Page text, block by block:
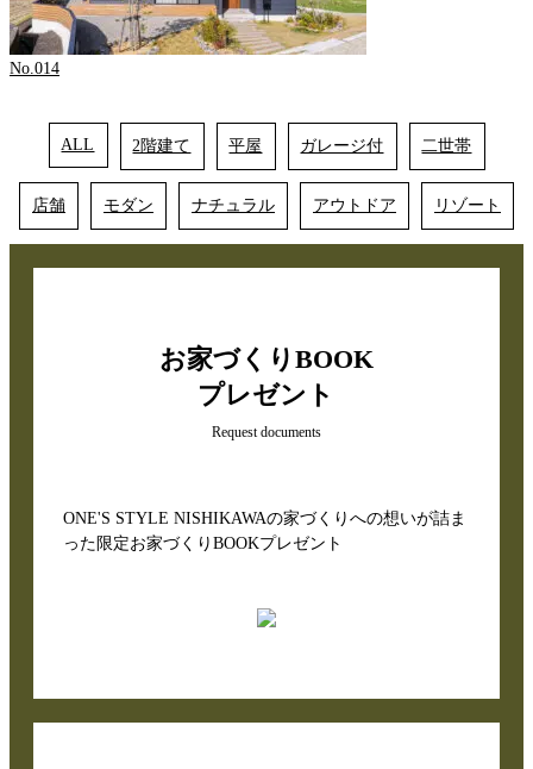
No.014
ALL 2階建て 平屋 ガレージ付 二世帯
店舗 モダン ナチュラル アウトドア リゾート
お家づくりBOOK
プレゼント
Request documents
ONE'S STYLE NISHIKAWAの家づくりへの想いが詰ま
った限定お家づくりBOOKプレゼント